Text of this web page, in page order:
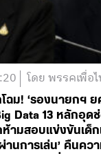
โดย พรรคเพื่อ
ม! ‘รองนายกฯ ย
Data 13 หลักอุดช่
ามสอบแข่งขันเด็ก
ผ่านการเล่น’ คืนค